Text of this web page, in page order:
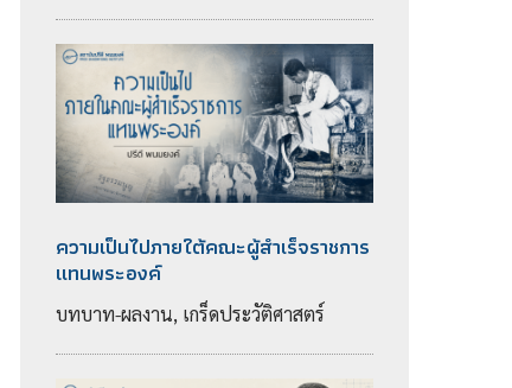
ความเป็นไปภายใต้คณะผู้สำเร็จราชการ
แทนพระองค์
บทบาท-ผลงาน, เกร็ดประวัติศาสตร์